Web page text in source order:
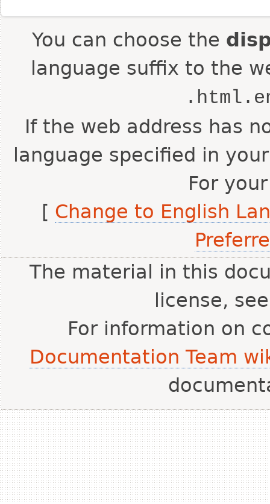
You can choose the
language suffix to the
If the web address has
language specified in
For
[ Change to English
The material in this
license,
For information on
Documentation Team